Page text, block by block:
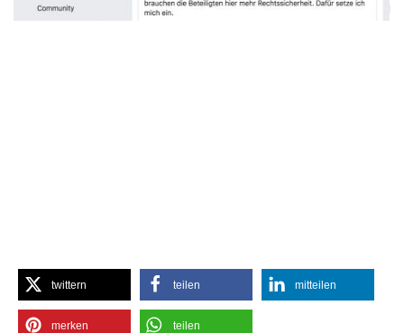
twittern teilen mitteilen
merken teilen